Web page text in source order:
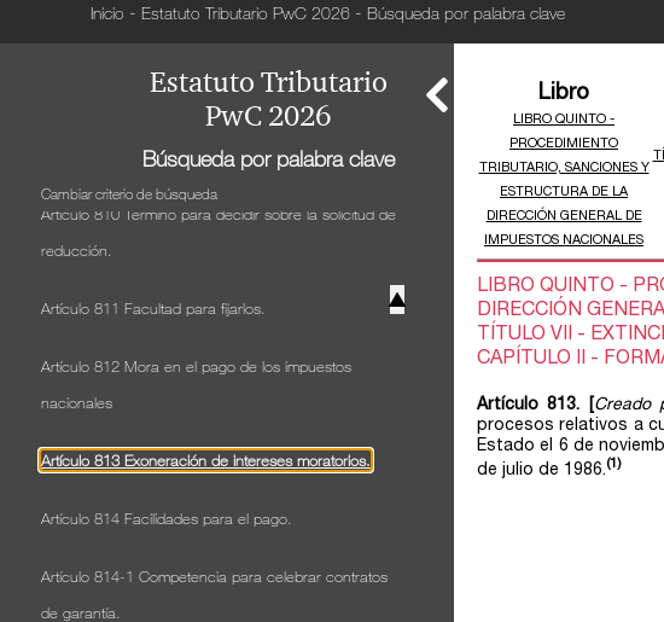
Inicio - Estatuto Tributario PwC 2026 - Búsqueda por palabra clave
▲
Estatuto Tributario
PwC 2026
Búsqueda por palabra clave
Cambiar criterio de búsqueda
Artículo 808 Facultad para reducir el anticipo en forma
Artículo 809 Autorización de la reducción en casos
Artículo 810 Término para decidir sobre la solicitud de
reducción.
Artículo 811 Facultad para fijarlos.
Artículo 812 Mora en el pago de los impuestos
nacionales
Artículo 813 Exoneración de intereses moratorios.
Artículo 814 Facilidades para el pago.
Artículo 814-1 Competencia para celebrar contratos
de garantía.